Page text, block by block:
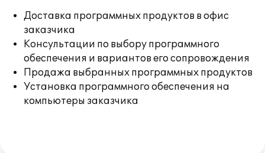
Доставка программных продуктов в офис
заказчика
Консультации по выбору программного
обеспечения и вариантов его сопровождения
Продажа выбранных программных продуктов
Установка программного обеспечения на
компьютеры заказчика